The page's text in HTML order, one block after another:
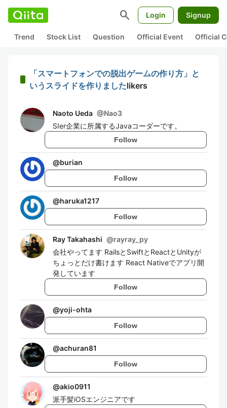
search Login Signup
Trend Stock List Question Official Event Official
「スマートフォンでの脱出ゲームの作り方」と
いうスライドを作りましたlikers
Naoto Ueda @Nao3
SIer企業に所属するJavaコーダーです。
Follow
@burian
Follow
@haruka1217
Follow
Ray Takahashi @rayray_py
会社やってます RailsとSwiftとReactとUnityが
ちょっとだけ書けます React Nativeでアプリ開
発しています
Follow
@yoji-ohta
Follow
@achuran81
Follow
@akio0911
派手髪iOSエンジニアです